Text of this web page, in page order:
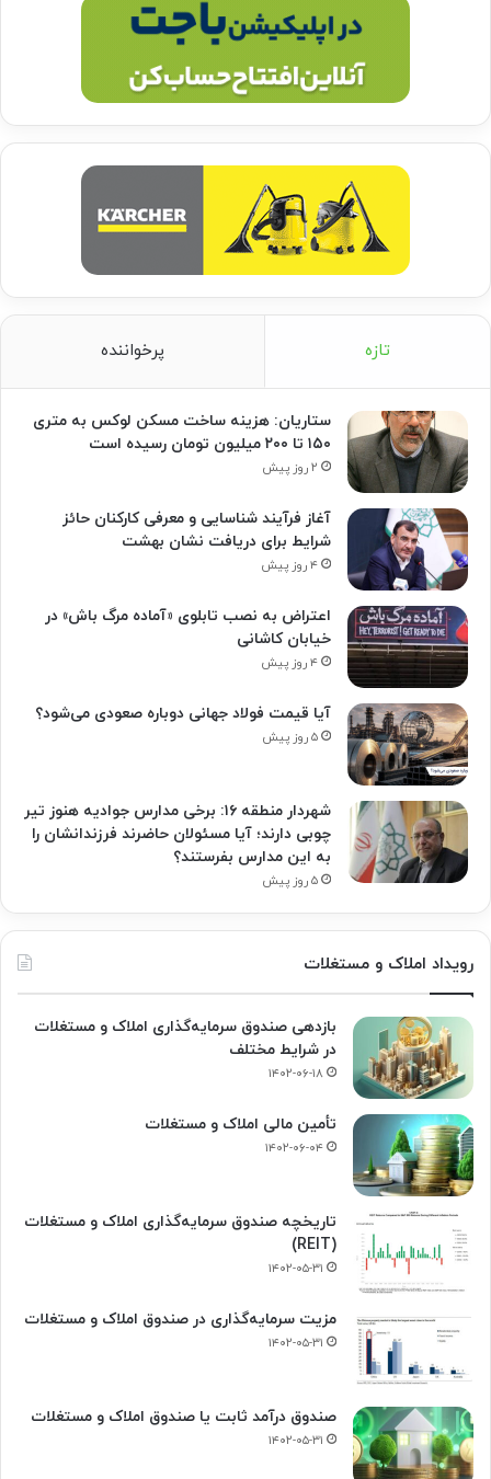
تازه پرخواننده
ستاریان: هزینه ساخت مسکن لوکس به متری
۱۵۰ تا ۲۰۰ میلیون تومان رسیده است
۲ روز پیش
آغاز فرآیند شناسایی و معرفی کارکنان حائز
شرایط برای دریافت نشان بهشت
۴ روز پیش
اعتراض به نصب تابلوی «آماده مرگ باش» در
خیابان کاشانی
۴ روز پیش
آیا قیمت فولاد جهانی دوباره صعودی می‌شود؟
۵ روز پیش
شهردار منطقه ۱۶: برخی مدارس جوادیه هنوز تیر
چوبی دارند؛ آیا مسئولان حاضرند فرزندانشان را
به این مدارس بفرستند؟
۵ روز پیش
رویداد املاک و مستغلات
بازدهی صندوق سرمایه‌گذاری املاک و مستغلات
در شرایط مختلف
۱۴۰۲-۰۶-۱۸
تأمین مالی املاک و مستغلات
۱۴۰۲-۰۶-۰۴
تاریخچه صندوق سرمایه‌گذاری املاک و مستغلات
(REIT)
۱۴۰۲-۰۵-۳۱
مزیت سرمایه‌گذاری در صندوق املاک و مستغلات
۱۴۰۲-۰۵-۳۱
صندوق درآمد ثابت یا صندوق املاک و مستغلات
۱۴۰۲-۰۵-۳۱